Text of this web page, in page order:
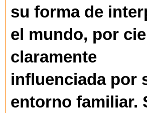
su forma de
el mundo, por
claramente
influenciada por
entorno familiar.